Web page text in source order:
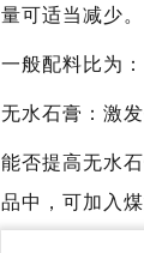
量可适当减少。
一般配料比为：
无水石膏：激
能否提高无水
品中，可加入